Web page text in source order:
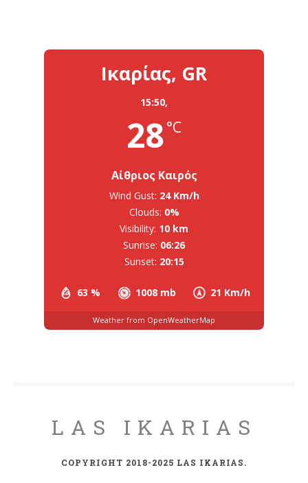
Ικαρίας, GR
15:50,
28°C
Αίθριος Καιρός
63 % 1008 mb 21 Km/h
Wind Gust: 24 Km/h
Clouds: 0%
Visibility: 10 km
Sunrise: 06:26
Sunset: 20:15
Weather from OpenWeatherMap
LAS IKARIAS
COPYRIGHT 2018-2025 LAS IKARIAS.